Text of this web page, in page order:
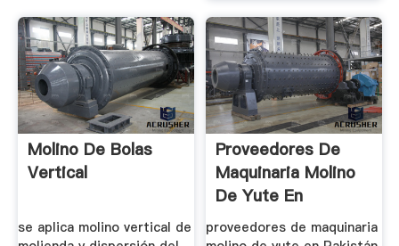
Molino De Bolas
Vertical
se aplica molino vertical de
Proveedores De
Maquinaria Molino
De Yute En
Pakistán
proveedores de maquinaria